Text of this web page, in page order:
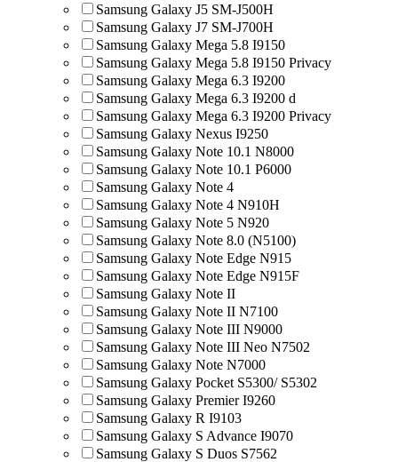
Samsung Galaxy J5 SM-J500H
Samsung Galaxy J7 SM-J700H
Samsung Galaxy Mega 5.8 I9150
Samsung Galaxy Mega 5.8 I9150 Privacy
Samsung Galaxy Mega 6.3 I9200
Samsung Galaxy Mega 6.3 I9200 d
Samsung Galaxy Mega 6.3 I9200 Privacy
Samsung Galaxy Nexus I9250
Samsung Galaxy Note 10.1 N8000
Samsung Galaxy Note 10.1 P6000
Samsung Galaxy Note 4
Samsung Galaxy Note 4 N910H
Samsung Galaxy Note 5 N920
Samsung Galaxy Note 8.0 (N5100)
Samsung Galaxy Note Edge N915
Samsung Galaxy Note Edge N915F
Samsung Galaxy Note II
Samsung Galaxy Note II N7100
Samsung Galaxy Note III N9000
Samsung Galaxy Note III Neo N7502
Samsung Galaxy Note N7000
Samsung Galaxy Pocket S5300/ S5302
Samsung Galaxy Premier I9260
Samsung Galaxy R I9103
Samsung Galaxy S Advance I9070
Samsung Galaxy S Duos S7562